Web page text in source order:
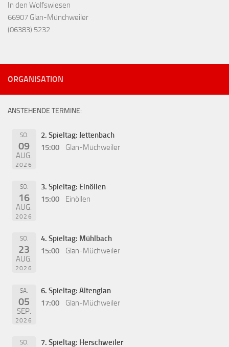
In den Wolfswiesen
66907 Glan-Münchweiler
(06383) 5232
ORGANISATION
ANSTEHENDE TERMINE:
SO.
09
AUG.
2026
2. Spieltag: Jettenbach
15:00
Glan-Müchweiler
SO.
16
AUG.
2026
3. Spieltag: Einöllen
15:00
Einöllen
SO.
23
AUG.
2026
4. Spieltag: Mühlbach
15:00
Glan-Müchweiler
SA.
05
SEP.
2026
6. Spieltag: Altenglan
17:00
Glan-Müchweiler
SO. 7. Spieltag: Herschweiler